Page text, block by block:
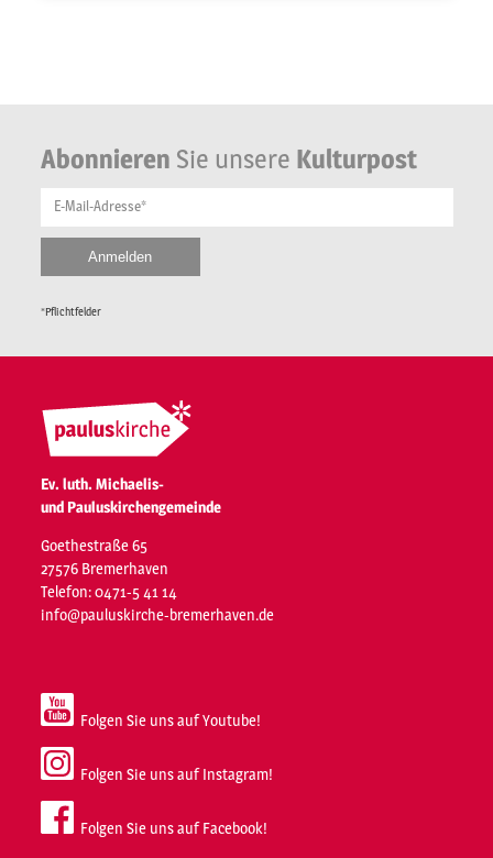
Abonnieren Sie unsere Kulturpost
E-Mail-Adresse*
*Pflichtfelder
Ev. luth. Michaelis-
und Pauluskirchengemeinde
Goethestraße 65
27576 Bremerhaven
Telefon: 0471-5 41 14
info@pauluskirche-bremerhaven.de
Folgen Sie uns auf Youtube!
Folgen Sie uns auf Instagram!
Folgen Sie uns auf Facebook!